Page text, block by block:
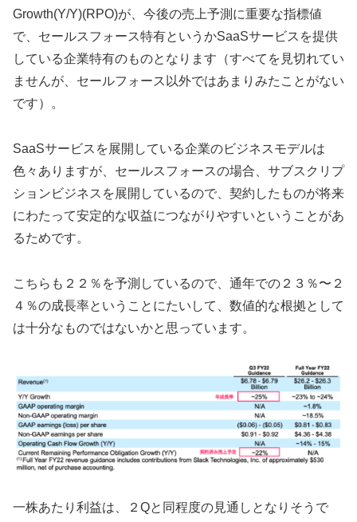
Growth(Y/Y)(RPO)が、今後の売上予測に重要な指標値
で、セールスフォース特有というかSaaSサービスを提供
している企業特有のものとなります（すべてを見切れてい
ませんが、セールフォース以外ではあまりみたことがない
です）。
SaaSサービスを展開している企業のビジネスモデルは
色々ありますが、セールスフォースの場合、サブスクリプ
ションビジネスを展開しているので、契約したものが将来
にわたって安定的な収益につながりやすいということがあ
るためです。
こちらも２２％を予測しているので、通年での２３％〜２
４％の成長率ということにたいして、数値的な根拠として
は十分なものではないかと思っています。
一株あたり利益は、２Qと同程度の見通しとなりそうで